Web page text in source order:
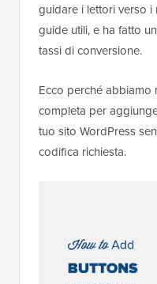
guidare i lettori verso i
guide utili, e ha fatto
tassi di conversione.
Ecco perché abbiamo
completa per
tuo sito WordPress
codifica richiesta.